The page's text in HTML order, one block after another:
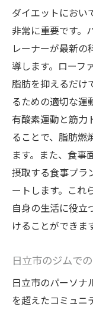
ダイエットにおい
非常に重要です。
レーナーが最新
導します。ローフ
脂肪を抑えるだけ
るための適切な運
有酸素運動と筋力
ることで、脂肪燃
ます。また、食事
摂取する食事プラ
ートします。これ
自身の生活に役立
けることができま
日立市のジムで
日立市のパーソナ
を超えたコミュニ